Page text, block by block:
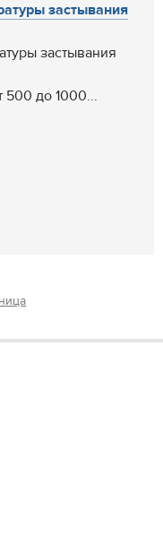
застывания
застывания
500 до 1000...